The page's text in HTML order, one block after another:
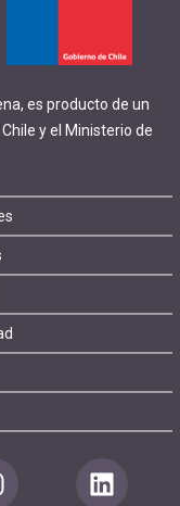
es producto de un
y el Ministerio de